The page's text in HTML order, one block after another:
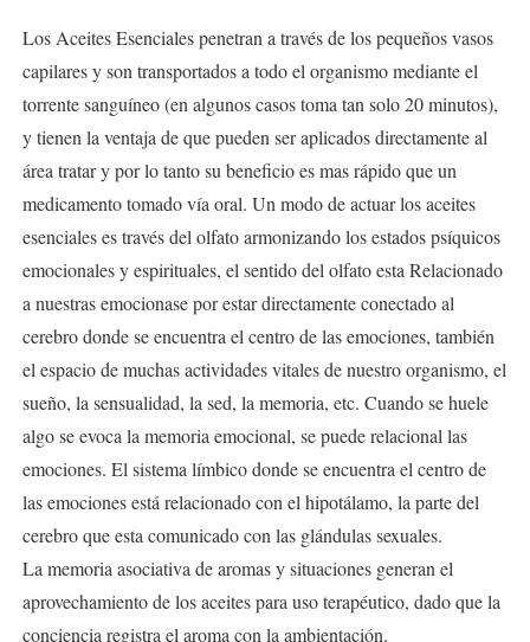
Los Aceites Esenciales penetran a través de los pequeños vasos
capilares y son transportados a todo el organismo mediante el
torrente sanguíneo (en algunos casos toma tan solo 20 minutos),
y tienen la ventaja de que pueden ser aplicados directamente al
área tratar y por lo tanto su beneficio es mas rápido que un
medicamento tomado vía oral. Un modo de actuar los aceites
esenciales es través del olfato armonizando los estados psíquicos
emocionales y espirituales, el sentido del olfato esta Relacionado
a nuestras emocionase por estar directamente conectado al
cerebro donde se encuentra el centro de las emociones, también
el espacio de muchas actividades vitales de nuestro organismo, el
sueño, la sensualidad, la sed, la memoria, etc. Cuando se huele
algo se evoca la memoria emocional, se puede relacional las
emociones. El sistema límbico donde se encuentra el centro de
las emociones está relacionado con el hipotálamo, la parte del
cerebro que esta comunicado con las glándulas sexuales.
La memoria asociativa de aromas y situaciones generan el
aprovechamiento de los aceites para uso terapéutico, dado que la
conciencia registra el aroma con la ambientación.